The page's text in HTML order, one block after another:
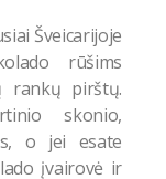
Šveicarijoje
rūšims
rankų pirštų.
skonio,
o jei esate
įvairovė ir